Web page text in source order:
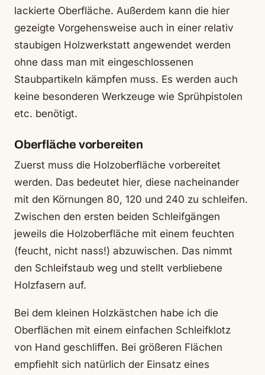
lackierte Oberfläche. Außerdem kann die hier
gezeigte Vorgehensweise auch in einer relativ
staubigen Holzwerkstatt angewendet werden
ohne dass man mit eingeschlossenen
Staubpartikeln kämpfen muss. Es werden auch
keine besonderen Werkzeuge wie Sprühpistolen
etc. benötigt.
Oberfläche vorbereiten
Zuerst muss die Holzoberfläche vorbereitet
werden. Das bedeutet hier, diese nacheinander
mit den Körnungen 80, 120 und 240 zu schleifen.
Zwischen den ersten beiden Schleifgängen
jeweils die Holzoberfläche mit einem feuchten
(feucht, nicht nass!) abzuwischen. Das nimmt
den Schleifstaub weg und stellt verbliebene
Holzfasern auf.
Bei dem kleinen Holzkästchen habe ich die
Oberflächen mit einem einfachen Schleifklotz
von Hand geschliffen. Bei größeren Flächen
empfiehlt sich natürlich der Einsatz eines